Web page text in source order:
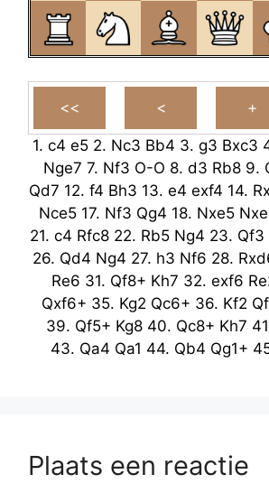
1. c4 e5 2. Nc3 Bb4 3. g3 Bxc3
Nge7 7. Nf3 O-O 8. d3 Rb8 9.
Qd7 12. f4 Bh3 13. e4 exf4 14.
Nce5 17. Nf3 Qg4 18. Nxe5
21. c4 Rfc8 22. Rb5 Ng4 23. Qf3
26. Qd4 Ng4 27. h3 Nf6 28.
Re6 31. Qf8+ Kh7 32. exf6
Qxf6+ 35. Kg2 Qc6+ 36. Kf2
39. Qf5+ Kg8 40. Qc8+ Kh7
43. Qa4 Qa1 44. Qb4 Qg1+
Plaats een reactie